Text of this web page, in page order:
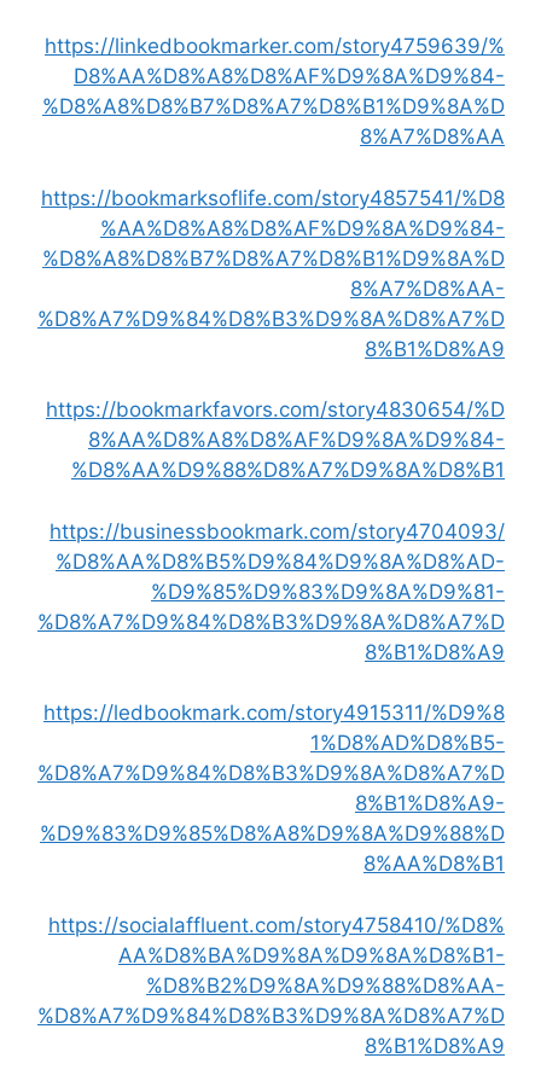
https://linkedbookmarker.com/story4759639/%
D8%AA%D8%A8%D8%AF%D9%8A%D9%84-
%D8%A8%D8%B7%D8%A7%D8%B1%D9%8A%D
8%A7%D8%AA
https://bookmarksoflife.com/story4857541/%D8
%AA%D8%A8%D8%AF%D9%8A%D9%84-
%D8%A8%D8%B7%D8%A7%D8%B1%D9%8A%D
8%A7%D8%AA-
%D8%A7%D9%84%D8%B3%D9%8A%D8%A7%D
8%B1%D8%A9
https://bookmarkfavors.com/story4830654/%D
8%AA%D8%A8%D8%AF%D9%8A%D9%84-
%D8%AA%D9%88%D8%A7%D9%8A%D8%B1
https://businessbookmark.com/story4704093/
%D8%AA%D8%B5%D9%84%D9%8A%D8%AD-
%D9%85%D9%83%D9%8A%D9%81-
%D8%A7%D9%84%D8%B3%D9%8A%D8%A7%D
8%B1%D8%A9
https://ledbookmark.com/story4915311/%D9%8
1%D8%AD%D8%B5-
%D8%A7%D9%84%D8%B3%D9%8A%D8%A7%D
8%B1%D8%A9-
%D9%83%D9%85%D8%A8%D9%8A%D9%88%D
8%AA%D8%B1
https://socialaffluent.com/story4758410/%D8%
AA%D8%BA%D9%8A%D9%8A%D8%B1-
%D8%B2%D9%8A%D9%88%D8%AA-
%D8%A7%D9%84%D8%B3%D9%8A%D8%A7%D
8%B1%D8%A9